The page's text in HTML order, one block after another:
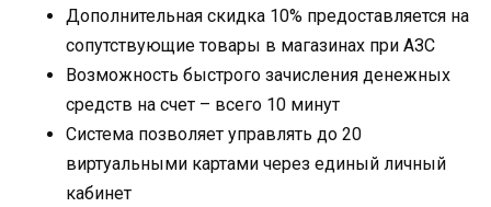
Дополнительная скидка 10% предоставляется на
сопутствующие товары в магазинах при АЗС
Возможность быстрого зачисления денежных
средств на счет – всего 10 минут
Система позволяет управлять до 20
виртуальными картами через единый личный
кабинет